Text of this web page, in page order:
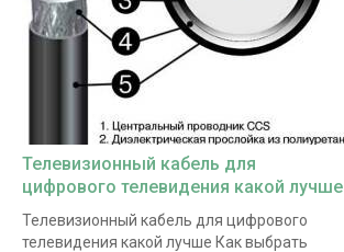
Телевизионный кабель для
цифрового телевидения какой лучше
Телевизионный кабель для цифрового
телевидения какой лучше Как выбрать